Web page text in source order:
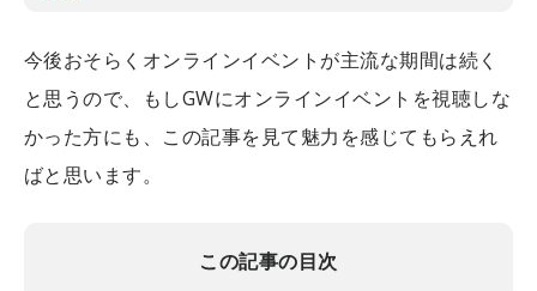
今後おそらくオンラインイベントが主流な期間は続く
と思うので、もしGWにオンラインイベントを視聴しな
かった方にも、この記事を見て魅力を感じてもらえれ
ばと思います。
この記事の目次